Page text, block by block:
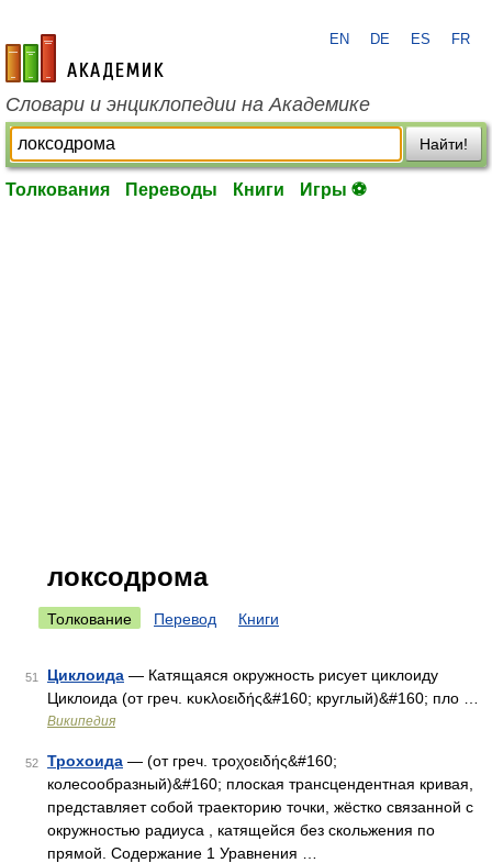
academic.ru
EN DE ES FR
Словари и энциклопедии на Академике
Найти!
Толкования Переводы Книги Игры ⚽
локсодрома
Толкование Перевод Книги
51 Циклоида — Катящаяся окружность рисует циклоиду
Циклоида (от греч. κυκλοειδής&#160; круглый)&#160; пло …
Википедия
52 Трохоида — (от греч. τροχοειδής&#160;
колесообразный)&#160; плоская трансцендентная кривая,
представляет собой траекторию точки, жёстко связанной с
окружностью радиуса , катящейся без скольжения по
прямой. Содержание 1 Уравнения …